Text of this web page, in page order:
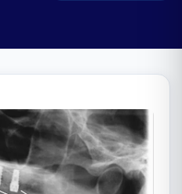
Български
Română